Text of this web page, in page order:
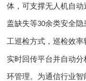
体，可支撑无人机自
盖缺失等30余类安全隐
工巡检方式，巡检效
实时回传平台并自动
环管理。为通信行业